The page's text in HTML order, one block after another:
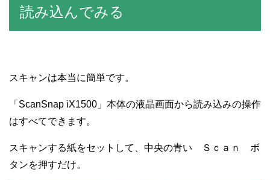
読み込んでみる
スキャンは本当に簡単です。
「ScanSnap iX1500」本体の液晶画面から読み込みの操作
はすべてできます。
スキャンする紙をセットして、中央の青い Ｓｃａｎ ボ
タンを押すだけ。